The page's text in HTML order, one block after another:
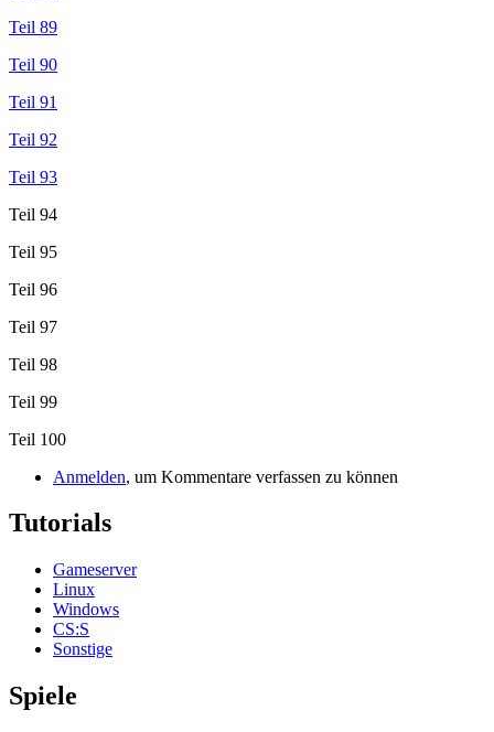
Teil 89
Teil 90
Teil 91
Teil 92
Teil 93
Teil 94
Teil 95
Teil 96
Teil 97
Teil 98
Teil 99
Teil 100
Anmelden, um Kommentare verfassen zu können
Tutorials
Gameserver
Linux
Windows
CS:S
Sonstige
Spiele